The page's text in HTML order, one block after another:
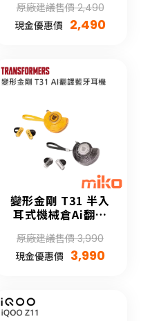
原廠建議售價 2,490
現金優惠價 2,490
變形金剛 T31 半入
耳式機械倉Ai翻譯
耳機
原廠建議售價 3,990
現金優惠價 3,990